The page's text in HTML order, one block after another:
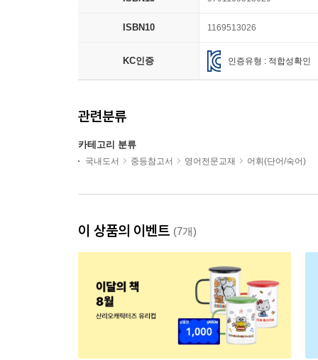
ISBN10 1169513026
KC인증 인증유형 : 적합성확인
관련분류
카테고리 분류
국내도서 중등참고서 영어전문교재 어휘(단어/숙어)
이 상품의 이벤트 (7개)